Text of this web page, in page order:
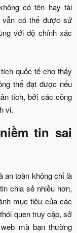
có tên hay tài
vẫn có thể được sử
với độ chính xác
quốc tế cho thấy
thể đạt được nếu
tích, bởi các công
vi.​
tin sai
an toàn không chỉ là
chia sẻ nhiều hơn,
mục tiêu của các
quen truy cập, sở
mà bạn thường